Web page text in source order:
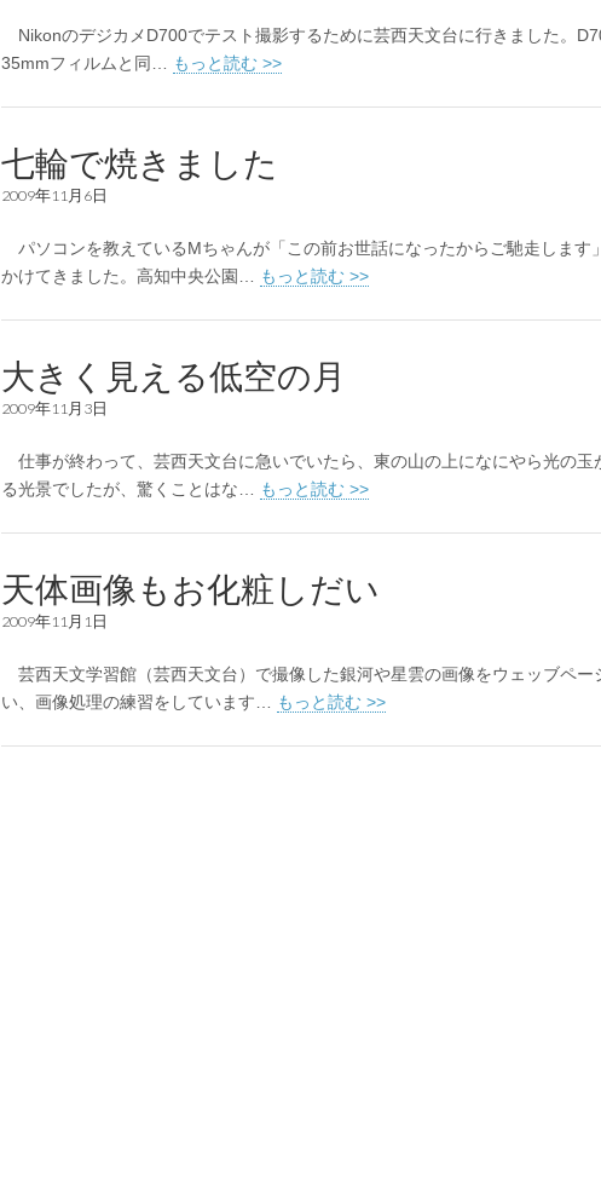
NikonのデジカメD700でテスト撮影するために芸西天文台に行きました。
35mmフィルムと同…
もっと読む >>
七輪で焼きました
2009年11月6日
パソコンを教えているMちゃんが「この前お世話になったからご馳走します
かけてきました。高知中央公園…
もっと読む >>
大きく見える低空の月
2009年11月3日
仕事が終わって、芸西天文台に急いでいたら、東の山の上になにやら光の玉
る光景でしたが、驚くことはな…
もっと読む >>
天体画像もお化粧しだい
2009年11月1日
芸西天文学習館（芸西天文台）で撮像した銀河や星雲の画像をウェッブペー
い、画像処理の練習をしています…
もっと読む >>